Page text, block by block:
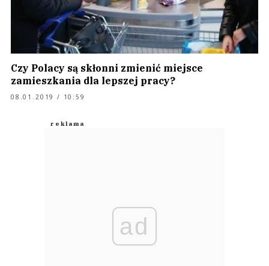
Czy Polacy są skłonni zmienić miejsce
zamieszkania dla lepszej pracy?
08.01.2019 / 10:59
ad